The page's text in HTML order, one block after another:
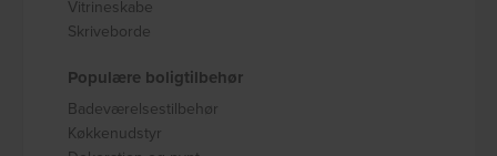
Vitrineskabe
Skriveborde
Populære boligtilbehør
Badeværelsestilbehør
Køkkenudstyr